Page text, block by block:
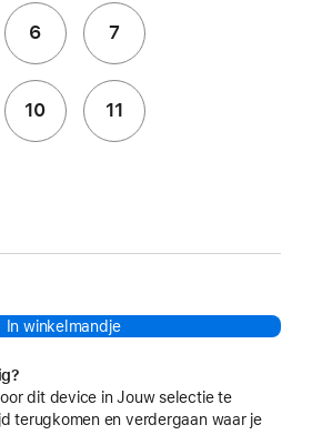
6 7
10 11
In winkelmandje
dit device in Jouw selectie te
terugkomen en verdergaan waar je